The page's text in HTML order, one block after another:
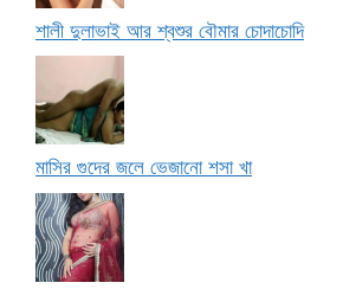
শালী দুলাভাই আর শ্বশুর বৌমার চোদাচোদি
মাসির গুদের জলে ভেজানো শসা খা